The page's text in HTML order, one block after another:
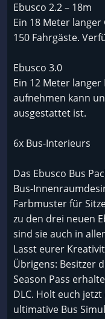
Ebusco 2.2 – 18m
Ein 18 Meter langer
150 Fahrgäste.
Ebusco 3.0
Ein 12 Meter langer
aufnehmen kann
ausgestattet ist.
6x Bus-Interieurs
Das Ebusco Bus
Bus-
Farbmuster für
zu den drei neuen
sind sie auch in
Lasst eurer
Übrigens: Besitzer
Season Pass
DLC. Holt euch
ultimative Bus